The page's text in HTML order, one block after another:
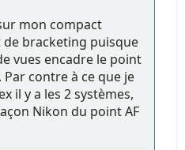
mon compact
bracketing puisque
vues encadre le point
contre à ce que je
il y a les 2 systèmes,
Nikon du point AF